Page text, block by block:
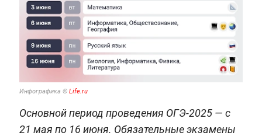
Инфографика ©Life.ru
Основной период проведения ОГЭ-2025 — с
21 мая по 16 июня. Обязательные экзамены